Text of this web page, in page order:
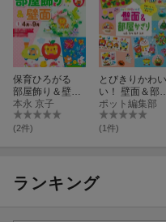
保育ひろがる
部屋飾り＆壁面
14月ー9月
本永 京子
(2件)
とびきりかわい
い！ 壁面＆部
かざり はる なつ
あき ふゆ
ポット編集部
(1件)
ランキング